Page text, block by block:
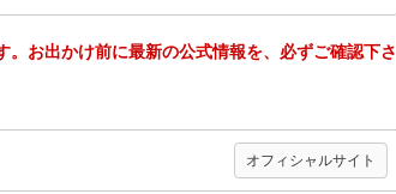
お出かけ前に最新の公式情報を、必ずご確認下さ
オフィシャルサイト